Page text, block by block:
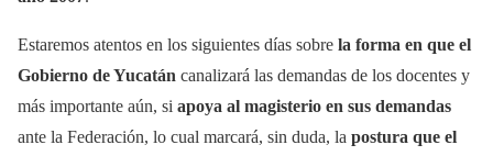
Estaremos atentos en los siguientes días sobre la forma en que el
Gobierno de Yucatán canalizará las demandas de los docentes y
más importante aún, si apoya al magisterio en sus demandas
ante la Federación, lo cual marcará, sin duda, la postura que el